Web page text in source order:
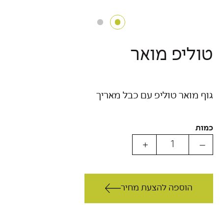
טוליפ מואר
גוף מואר טוליפ עם כבל מאריך
כמות
הוספה להצעת מחיר